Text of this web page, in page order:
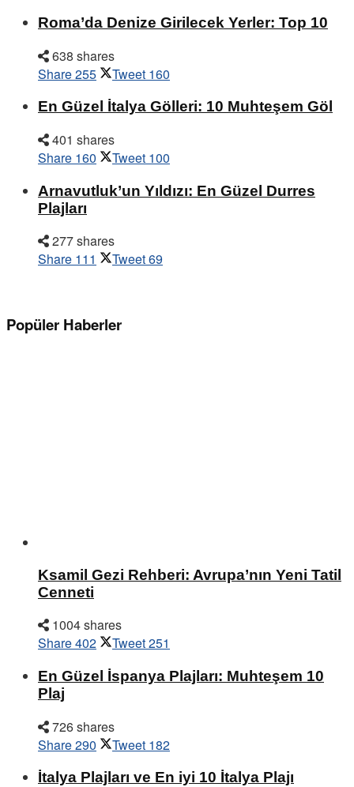
Roma’da Denize Girilecek Yerler: Top 10
638 shares
Share255 Tweet 160
En Güzel İtalya Gölleri: 10 Muhteşem Göl
401 shares
Share 160 Tweet 100
Arnavutluk’un Yıldızı: En Güzel Durres
Plajları
277 shares
Share 111 Tweet69
Popüler Haberler
Ksamil Gezi Rehberi: Avrupa’nın Yeni Tatil
Cenneti
1004 shares
Share402 Tweet251
En Güzel İspanya Plajları: Muhteşem 10
Plaj
726 shares
Share290 Tweet 182
İtalya Plajları ve En iyi 10 İtalya Plajı